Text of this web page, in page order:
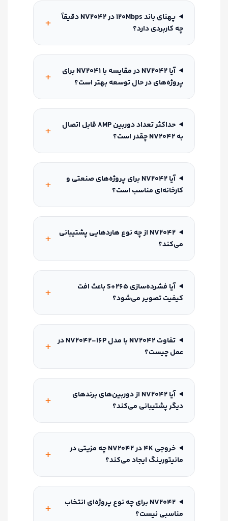
پهنای باند 120Mbps در NV2042 دقیقاً
چه کاربردی دارد؟
آیا NV2042 در مقایسه با NV2041 برای
پروژه‌های در حال توسعه بهتر است؟
حداکثر تعداد دوربین 8MP قابل اتصال
به NV2042 چقدر است؟
آیا NV2042 برای پروژه‌های صنعتی و
کارخانه‌ای مناسب است؟
NV2042 از چه نوع هاردهایی پشتیبانی
می‌کند؟
آیا فشرده‌سازی S+265 باعث افت
کیفیت تصویر می‌شود؟
تفاوت NV2042 با مدل NV2042‑16P در
عمل چیست؟
آیا NV2042 از دوربین‌های برندهای
دیگر پشتیبانی می‌کند؟
خروجی 4K در NV2042 چه مزیتی در
مانیتورینگ ایجاد می‌کند؟
NV2042 برای چه نوع پروژه‌ای انتخاب
مناسبی نیست؟